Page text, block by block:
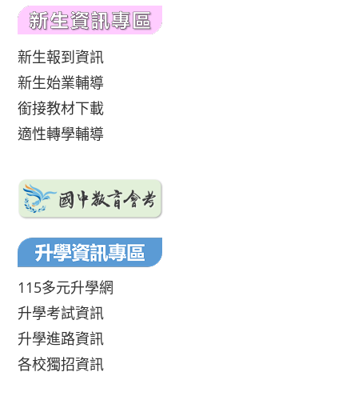
新生報到資訊
新生始業輔導
銜接教材下載
適性轉學輔導
115多元升學網
升學考試資訊
升學進路資訊
各校獨招資訊